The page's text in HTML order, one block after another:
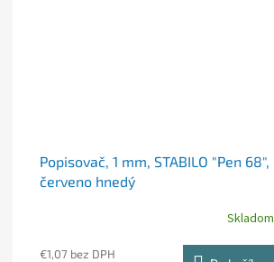
Popisovač, 1 mm, STABILO "Pen 68",
červeno hnedý
Skladom
€1,07 bez DPH